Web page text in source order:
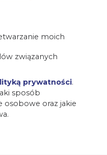
moich
związanych
prywatności.
sposób
osobowe oraz jakie